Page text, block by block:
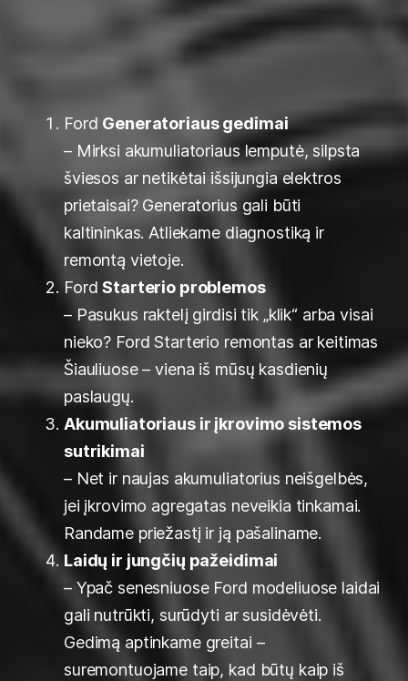
Ford Generatoriaus gedimai
– Mirksi akumuliatoriaus lemputė, silpsta
šviesos ar netikėtai išsijungia elektros
prietaisai? Generatorius gali būti
kaltininkas. Atliekame diagnostiką ir
remontą vietoje.
FordStarterio problemos
– Pasukus raktelį girdisi tik „klik“ arba visai
nieko? Ford Starterio remontas ar keitimas
Šiauliuose – viena iš mūsų kasdienių
paslaugų.
Akumuliatoriaus ir įkrovimo sistemos
sutrikimai
– Net ir naujas akumuliatorius neišgelbės,
jei įkrovimo agregatas neveikia tinkamai.
Randame priežastį ir ją pašaliname.
Laidų ir jungčių pažeidimai
– Ypač senesniuose Ford modeliuose laidai
gali nutrūkti, surūdyti ar susidėvėti.
Gedimą aptinkame greitai –
suremontuojame taip, kad būtų kaip iš